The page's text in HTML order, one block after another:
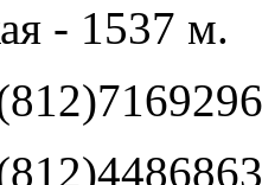
- 1537 м.